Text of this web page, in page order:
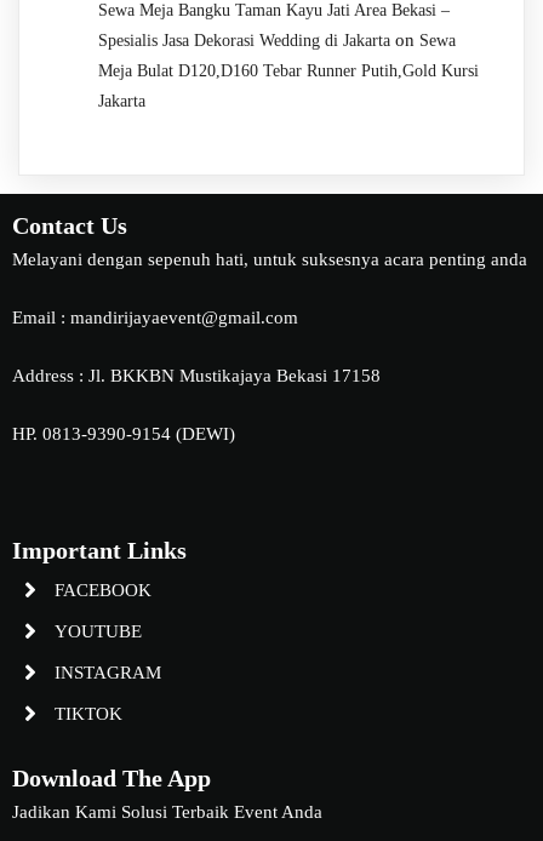
Sewa Meja Bangku Taman Kayu Jati Area Bekasi –
Spesialis Jasa Dekorasi Wedding di Jakarta on Sewa
Meja Bulat D120,D160 Tebar Runner Putih,Gold Kursi
Jakarta
Contact Us
Melayani dengan sepenuh hati, untuk suksesnya acara penting anda
Email : mandirijayaevent@gmail.com
Address : Jl. BKKBN Mustikajaya Bekasi 17158
HP. 0813-9390-9154 (DEWI)
Important Links
FACEBOOK
YOUTUBE
INSTAGRAM
TIKTOK
Download The App
Jadikan Kami Solusi Terbaik Event Anda